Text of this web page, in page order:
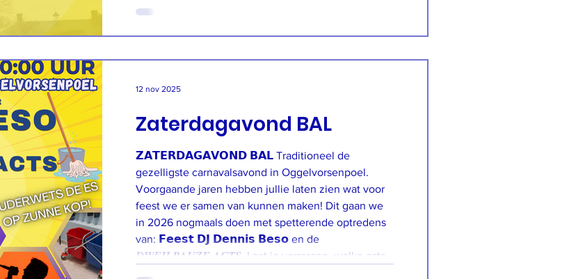
Essche Boys Ons Café Steedesign Verhagen
Langenberg De blauwe kousen Van der Lee
tuinberegening
Zaterdagavond BAL
𝗭𝗔𝗧𝗘𝗥𝗗𝗔𝗚𝗔𝗩𝗢𝗡𝗗 𝗕𝗔𝗟 Traditioneel de
gezelligste carnavalsavond in Oggelvorsenpoel.
Voorgaande jaren hebben jullie laten zien wat voor
feest we er samen van kunnen maken! Dit gaan we
in 2026 nogmaals doen met spetterende optredens
van: 𝗙𝗲𝗲𝘀𝘁 𝗗𝗝 𝗗𝗲𝗻𝗻𝗶𝘀 𝗕𝗲𝘀𝗼 en de
𝑫𝑾𝑬𝑰𝑳𝑷𝑨𝑼𝒁𝑬 𝑨𝑪𝑻𝑺. Laat je verrassen, welke acts
12 nov 2025